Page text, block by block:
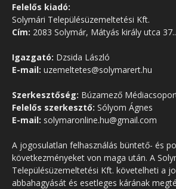
Felelős kiadó:
Solymári Településüzemeltetési Kft.
Cím: 2083 Solymár, Mátyás király utca 37..
Igazgató: Dzsida László
E-mail: uzemeltetes@solymarert.hu
Szerkesztőség: Búzamező
Felelős szerkesztő: Sólyom Ágnes
E-mail: solymaronline.hu@gmail.com
A jogosulatlan felhasználás büntető- és
következményeket von maga után. A
Településüzemeltetési Kft. követelheti a
abbahagyását és esetleges kárának